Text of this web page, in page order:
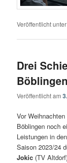
Veröffentlicht unter
Drei
Veröffentlicht am
Vor
Böblingen noch
Leistungen in
Saison 2023/24
Jokic (TV